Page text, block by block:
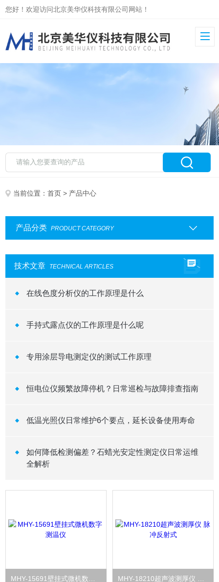
您好！欢迎访问北京美华仪科技有限公司网站！
当前位置：首页 > 产品中心
产品分类 PRODUCT CATEGORY
技术文章 TECHNICAL ARTICLES
在线色度分析仪的工作原理是什么
手持式露点仪的工作原理是什么呢
专用涂层导电测定仪的测试工作原理
恒电位仪频繁故障停机？日常巡检与故障排查指南
低温光照仪日常维护6个要点，延长设备使用寿命
如何降低检测偏差？石蜡光安定性测定仪日常运维
全解析